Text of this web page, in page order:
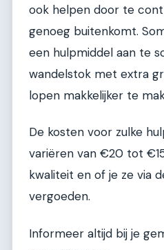
ook helpen door te
genoeg buitenkomt.
een hulpmiddel aan te
wandelstok met extra
lopen makkelijker te
De kosten voor zulke
variëren van €20 tot
kwaliteit en of je ze via
vergoeden.
Informeer altijd bij je